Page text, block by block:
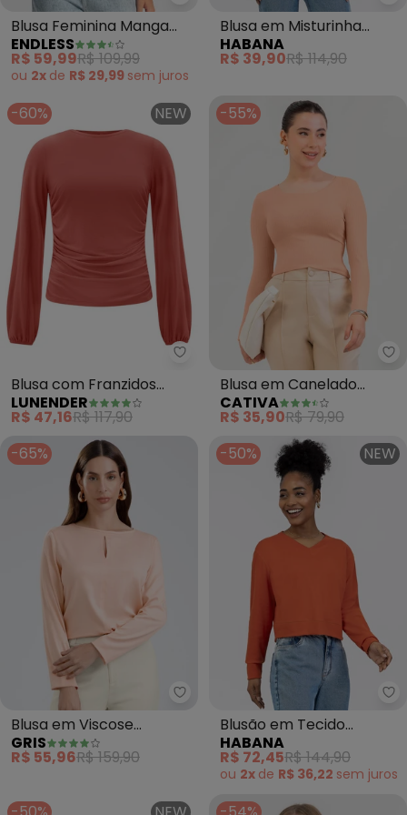
Blusa Feminina Manga
Longa (Laranja)
ENDLESS
R$ 59,99R$ 109,99
ou 2x de R$ 29,99 sem juros
Blusa em Misturinha
(Laranja)
HABANA
R$ 39,90R$ 114,90
-60% NEW
Lunender - Blusa com
Blusa com Franzidos
Crepe (Laranja)
LUNENDER
R$ 47,16R$ 117,90
-55%
Blusa em Canelado
(Laranja)
CATIVA
R$ 35,90R$ 79,90
-65%
Gris - Blusa em Viscose
Blusa em Viscose
(Laranja)
GRIS
R$ 55,96R$ 159,90
-50% NEW
Blusão em Tecido
Texturizado (Laranja)
HABANA
R$ 72,45R$ 144,90
ou 2x de R$ 36,22 sem juros